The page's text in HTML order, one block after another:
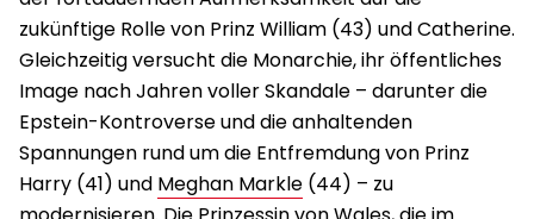
zukünftige Rolle von Prinz William (43) und Catherine.
Gleichzeitig versucht die Monarchie, ihr öffentliches
Image nach Jahren voller Skandale – darunter die
Epstein-Kontroverse und die anhaltenden
Spannungen rund um die Entfremdung von Prinz
Harry (41) und Meghan Markle (44) – zu